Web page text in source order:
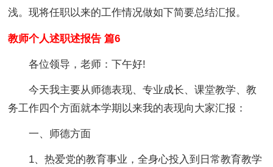
浅。现将任职以来的工作情况做如下简要总结汇报。
教师个人述职述报告 篇6
各位领导，老师：下午好!
今天我主要从师德表现、专业成长、课堂教学、教
务工作四个方面就本学期以来我的表现向大家汇报：
一、师德方面
1、热爱党的教育事业，全身心投入到日常教育教学